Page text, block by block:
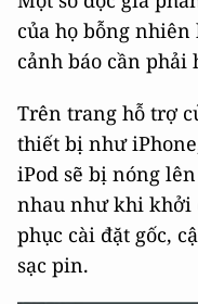
của họ bỗng
cảnh báo cần phải
Trên trang hỗ trợ
thiết bị như
iPod sẽ bị nóng
nhau như khi khởi
phục cài đặt gốc,
sạc pin.